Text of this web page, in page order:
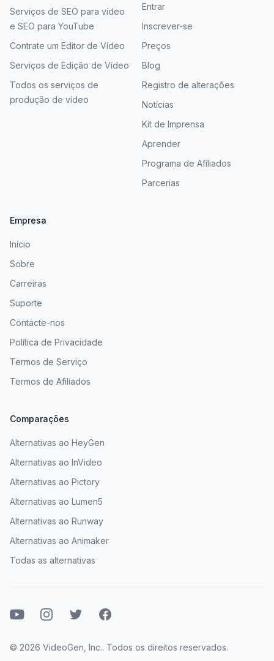
Serviços de SEO para vídeo
e SEO para YouTube
Contrate um Editor de Vídeo
Serviços de Edição de Vídeo
Todos os serviços de
produção de vídeo
Entrar
Inscrever-se
Preços
Blog
Registro de alterações
Notícias
Kit de Imprensa
Aprender
Programa de Afiliados
Parcerias
Empresa
Início
Sobre
Carreiras
Suporte
Contacte-nos
Política de Privacidade
Termos de Serviço
Termos de Afiliados
Comparações
Alternativas ao HeyGen
Alternativas ao InVideo
Alternativas ao Pictory
Alternativas ao Lumen5
Alternativas ao Runway
Alternativas ao Animaker
Todas as alternativas
YoutubeInstagramTwitterFacebook
© 2026 VideoGen, Inc.. Todos os direitos reservados.